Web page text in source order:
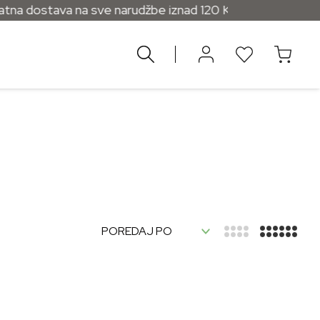
dostava na sve narudžbe iznad 120 KM